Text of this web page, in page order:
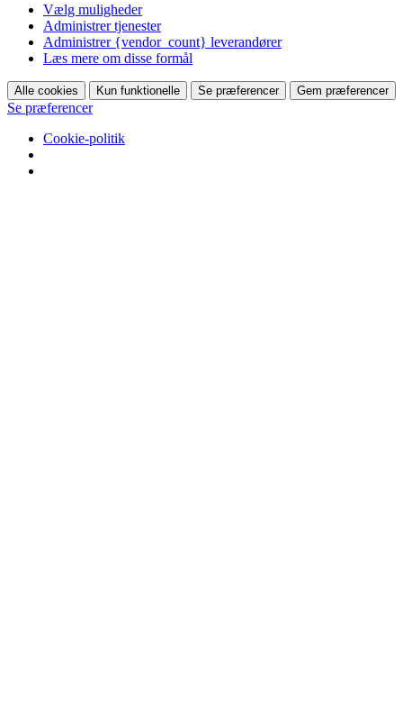
Vælg muligheder
Administrer tjenester
Administrer {vendor_count} leverandører
Læs mere om disse formål
Alle cookies Kun funktionelle Se præferencer Gem præferencer
Se præferencer
Cookie-politik